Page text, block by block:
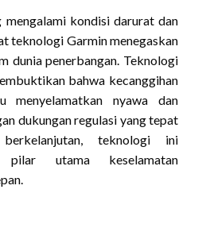
mengalami kondisi darurat dan
teknologi Garmin menegaskan
dunia penerbangan. Teknologi
bahwa kecanggihan
menyelamatkan nyawa dan
dukungan regulasi yang tepat
teknologi ini
pilar utama keselamatan